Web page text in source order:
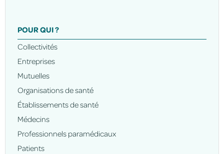
POUR QUI ?
Collectivités
Entreprises
Mutuelles
Organisations de santé
Établissements de santé
Médecins
Professionnels paramédicaux
Patients